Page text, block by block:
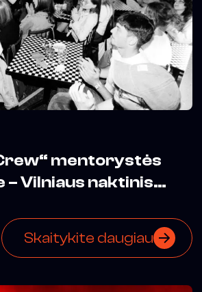
mentorystės
Skaitykite daugiau